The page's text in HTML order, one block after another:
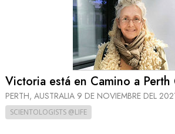
Victoria está en Camino a Perth
PERTH, AUSTRALIA 9 DE NOVIEMBRE DEL
SCIENTOLOGISTS @LIFE